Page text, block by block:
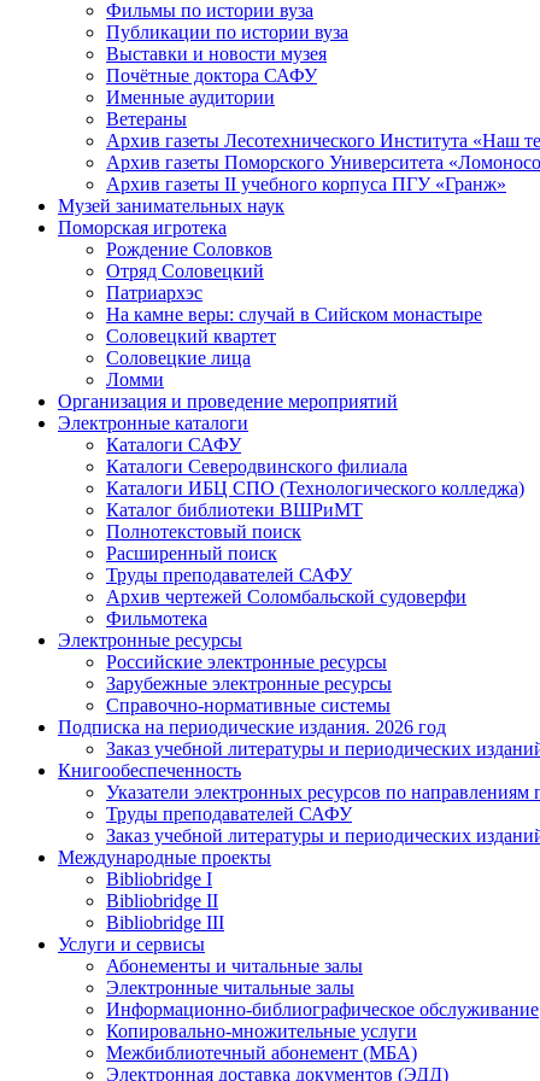
Фильмы по истории вуза
Публикации по истории вуза
Выставки и новости музея
Почётные доктора САФУ
Именные аудитории
Ветераны
Архив газеты Лесотехнического Института «Наш
Архив газеты Поморского Университета
Архив газеты II учебного корпуса ПГУ «Гранж»
Музей занимательных наук
Поморская игротека
Рождение Соловков
Отряд Соловецкий
Патриархэс
На камне веры: случай в Сийском монастыре
Соловецкий квартет
Соловецкие лица
Ломми
Организация и проведение мероприятий
Электронные каталоги
Каталоги САФУ
Каталоги Северодвинского филиала
Каталоги ИБЦ СПО (Технологического колледжа)
Каталог библиотеки ВШРиМТ
Полнотекстовый поиск
Расширенный поиск
Труды преподавателей САФУ
Архив чертежей Соломбальской судоверфи
Фильмотека
Электронные ресурсы
Российские электронные ресурсы
Зарубежные электронные ресурсы
Справочно-нормативные системы
Подписка на периодические издания. 2026 год
Заказ учебной литературы и периодических
Книгообеспеченность
Указатели электронных ресурсов по направлениям
Труды преподавателей САФУ
Заказ учебной литературы и периодических
Международные проекты
Bibliobridge I
Bibliobridge II
Bibliobridge III
Услуги и сервисы
Абонементы и читальные залы
Электронные читальные залы
Информационно-библиографическое обслуживание
Копировально-множительные услуги
Межбиблиотечный абонемент (МБА)
Электронная доставка документов (ЭДД)